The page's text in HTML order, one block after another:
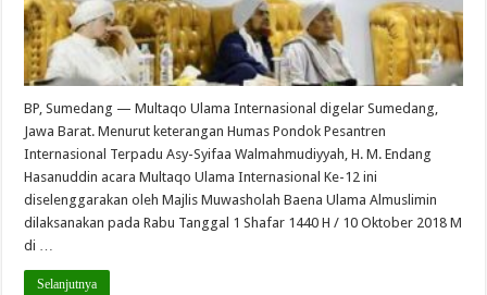
BP, Sumedang — Multaqo Ulama Internasional digelar Sumedang,
Jawa Barat. Menurut keterangan Humas Pondok Pesantren
Internasional Terpadu Asy-Syifaa Walmahmudiyyah, H. M. Endang
Hasanuddin acara Multaqo Ulama Internasional Ke-12 ini
diselenggarakan oleh Majlis Muwasholah Baena Ulama Almuslimin
dilaksanakan pada Rabu Tanggal 1 Shafar 1440 H / 10 Oktober 2018 M
di …
Selanjutnya